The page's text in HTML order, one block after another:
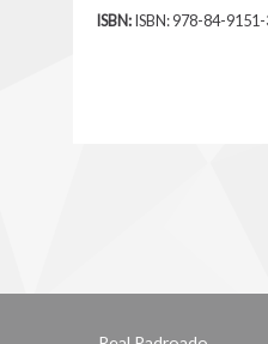
ISBN:ISBN: 978-84-